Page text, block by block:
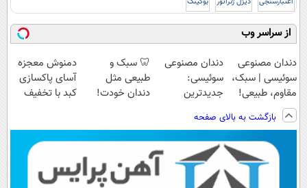
از سراسر وب
دندان مصنوعی
سوئیسی | سبک،
مقاوم، طبیعی!
ویزیت
رایگان+پرداخت
اقساطی😍
دندان مصنوعی
سوئیسی:
جدیدترین
سبک و مقاوم |
پرداخت قسطی
🦷 سبک و
طبیعی مثل
دندان خودت!
💳 📍 تهران
دمنوش معجزه
آسای پاکسازی
کبد با تخفیف
بازگشت به بالای صفحه